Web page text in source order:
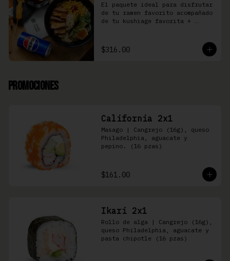
El paquete ideal para disfrutar
de tu ramen favorito acompañado
de tu kushiage favorita +
$316.00
Promociones
California 2x1
Masago | Cangrejo (16g), queso
Philadelphia, aguacate y
pepino. (16 pzas)
$161.00
Ikari 2x1
Rollo de alga | Cangrejo (16g),
queso Philadelphia, aguacate y
pasta chipotle (16 pzas)